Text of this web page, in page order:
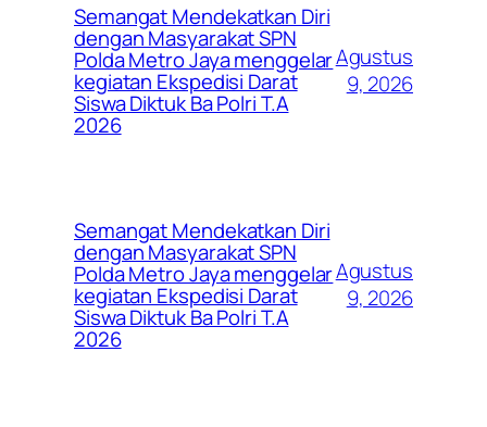
Semangat Mendekatkan Diri
dengan Masyarakat SPN
Polda Metro Jaya menggelar
kegiatan Ekspedisi Darat
Siswa Diktuk Ba Polri T.A
2026
Agustus
9, 2026
Semangat Mendekatkan Diri
dengan Masyarakat SPN
Polda Metro Jaya menggelar
kegiatan Ekspedisi Darat
Siswa Diktuk Ba Polri T.A
2026
Agustus
9, 2026